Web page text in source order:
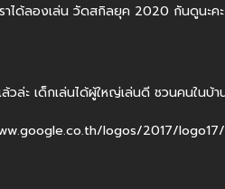
ได้ลองเล่น วัดสกิลยุค 2020 กันดูนะค
ล่ะ เด็กเล่นได้ผู้ใหญ่เล่นดี ชวนคนในบ้
logos/2017/logo17/